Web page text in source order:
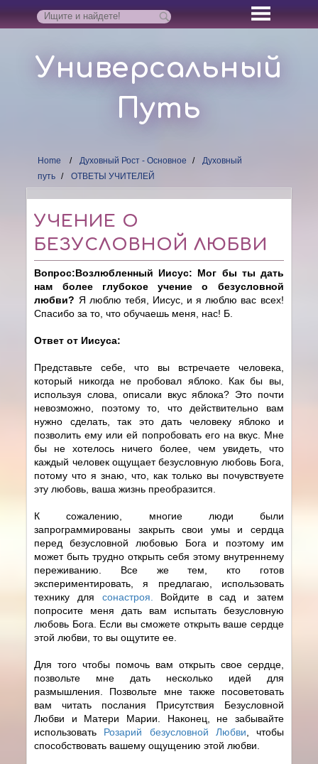
Универсальный
Путь
Home Духовный Рост - Основное
Духовный
путь
ОТВЕТЫ УЧИТЕЛЕЙ
УЧЕНИЕ О
БЕЗУСЛОВНОЙ ЛЮБВИ
Вопрос:Возлюбленный Иисус: Мог бы ты дать
нам более глубокое учение о безусловной
любви? Я люблю тебя, Иисус, и я люблю вас всех!
Спасибо за то, что обучаешь меня, нас! Б.
Ответ от Иисуса:
Представьте себе, что вы встречаете человека,
который никогда не пробовал яблоко. Как бы вы,
используя слова, описали вкус яблока? Это почти
невозможно, поэтому то, что действительно вам
нужно сделать, так это дать человеку яблоко и
позволить ему или ей попробовать его на вкус. Мне
бы не хотелось ничего более, чем увидеть, что
каждый человек ощущает безусловную любовь Бога,
потому что я знаю, что, как только вы почувствуете
эту любовь, ваша жизнь преобразится.
К сожалению, многие люди были
запрограммированы закрыть свои умы и сердца
перед безусловной любовью Бога и поэтому им
может быть трудно открыть себя этому внутреннему
переживанию. Все же тем, кто готов
экспериментировать, я предлагаю, использовать
технику для сонастроя.
Войдите в сад и затем
попросите меня дать вам испытать безусловную
любовь Бога. Если вы сможете открыть ваше сердце
этой любви, то вы ощутите ее.
Для того чтобы помочь вам открыть свое сердце,
позвольте мне дать несколько идей для
размышления. Позвольте мне также посоветовать
вам читать послания Присутствия Безусловной
Любви и Матери Марии. Наконец, не забывайте
использовать Розарий безусловной Любви , чтобы
способствовать вашему ощущению этой любви.